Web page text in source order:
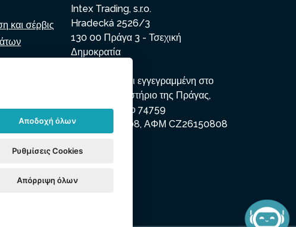
και σέρβις
Intex Trading, s.r.o.
Hradecká 2526/3
130 00 Πράγα 3 - Τσεχική
Δημοκρατία
Η εταιρεία είναι εγγεγραμμένη στο
δημοτικό δικαστήριο της Πράγας,
τμήμα Γ, ένθετο 74759
ΑΜΕ 26150808, ΑΦΜ CZ26150808
Αποδοχή όλων
Ρυθμίσεις Cookies
Απόρριψη όλων